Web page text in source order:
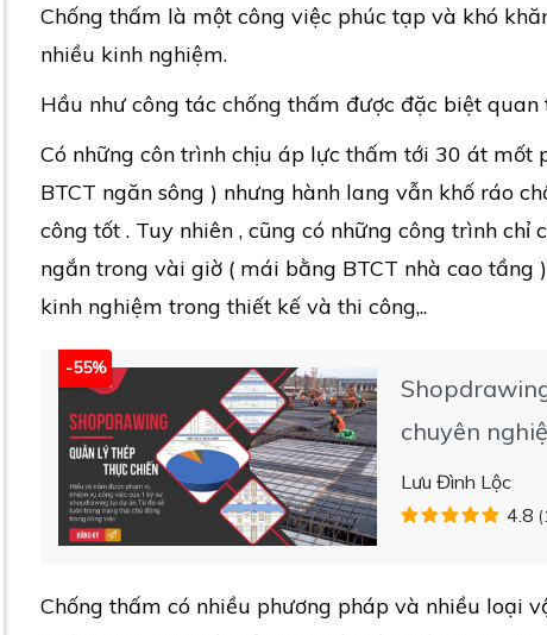
Chống thấm là một công việc phúc tạp và khó
nhiều kinh nghiệm.
Hầu như công tác chống thấm được đặc biệt
Có những côn trình chịu áp lực thấm tới 30 át
BTCT ngăn sông ) nhưng hành lang vẫn khố ráo
công tốt . Tuy nhiên , cũng có những công trình
ngắn trong vài giờ ( mái bằng BTCT nhà cao tầng
kinh nghiệm trong thiết kế và thi công,..
-55%
chuyên
Lưu Đình Lộc
4.8
Chống thấm có nhiều phương pháp và nhiều loại